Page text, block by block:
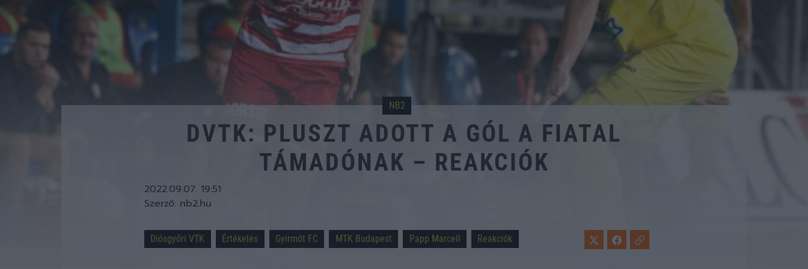
NB2
DVTK: PLUSZT ADOTT A GÓL A FIATAL
TÁMADÓNAK – REAKCIÓK
2022.09.07. 19:51
Szerző: nb2.hu
Diósgyőri VTK Értékelés Gyirmót FC MTK Budapest Papp Marcell Reakciók